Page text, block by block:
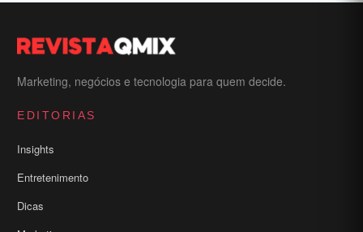
Marketing, negócios e tecnologia para quem decide.
EDITORIAS
Insights
Entretenimento
Dicas